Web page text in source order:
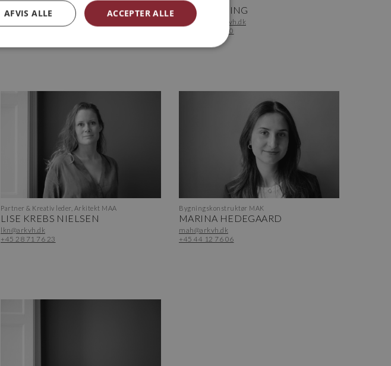
ILLONA MARIANA GUGU JAN BRYLLING
bogholder@arkvh.dk
+45 75 62 15 20
Partner & Kreativ leder, Arkitekt MAA
LISE KREBS NIELSEN
lkn@arkvh.dk
+45 28 71 76 23
Bygningskonstruktør MAK
MARINA HEDEGAARD
mah@arkvh.dk
+45 44 12 76 06
ACCEPTER ALLE
AFVIS ALLE